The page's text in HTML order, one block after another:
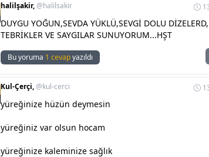
halilşakir,@halilsakir
DUYGU YOĞUN,SEVDA YÜKLÜ,SEVGİ DOLU
TEBRİKLER VE SAYGILAR SUNUYORUM...HŞT
Bu yoruma 1 cevapyazıldı
Kul-Çerçi,@kul-cerci
yüreğinize hüzün deymesin
yüreğiniz var olsun hocam
yüreğinize kaleminize sağlık